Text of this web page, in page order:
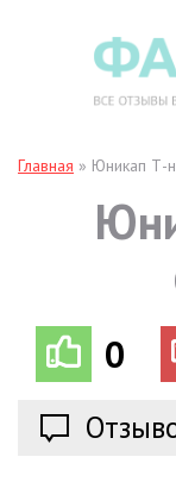
Главная » Юникап Т-
0